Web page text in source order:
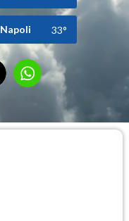
Napoli 33°